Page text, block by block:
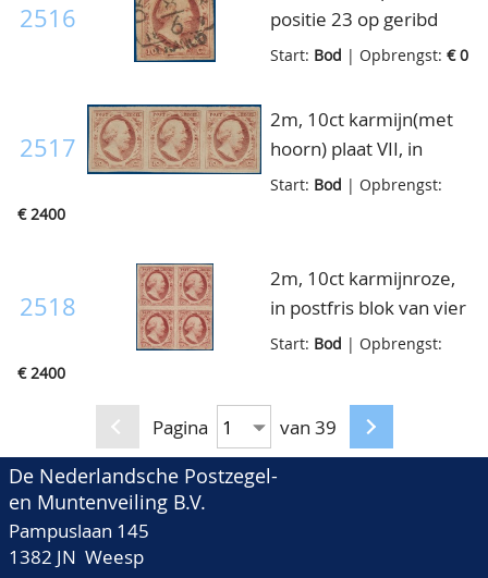
2516
positie 23 op geribd
papier, mooi gerand,
Louis en H.C. Lodder
Start: Bod | Opbrengst: € 0
2517
2m, 10ct karmijn(met
hoorn) plaat VII, in
postfrisse horizontale
gom, breedgerand, op
de voorzijde van het
middelste zegel een
gomdruppel en op het
onbeduidend zwart
streepje, hetgeen
beide geen gebrek
Start: Bod | Opbrengst:
€ 2400
2518
2m, 10ct karmijnroze,
in postfris blok van vier
met volledige originele
met keur en cert.
NVPH
Start: Bod | Opbrengst:
€ 2400
Pagina van 39
De Nederlandsche Postzegel-
en Muntenveiling B.V.
Pampuslaan 145
1382 JN Weesp